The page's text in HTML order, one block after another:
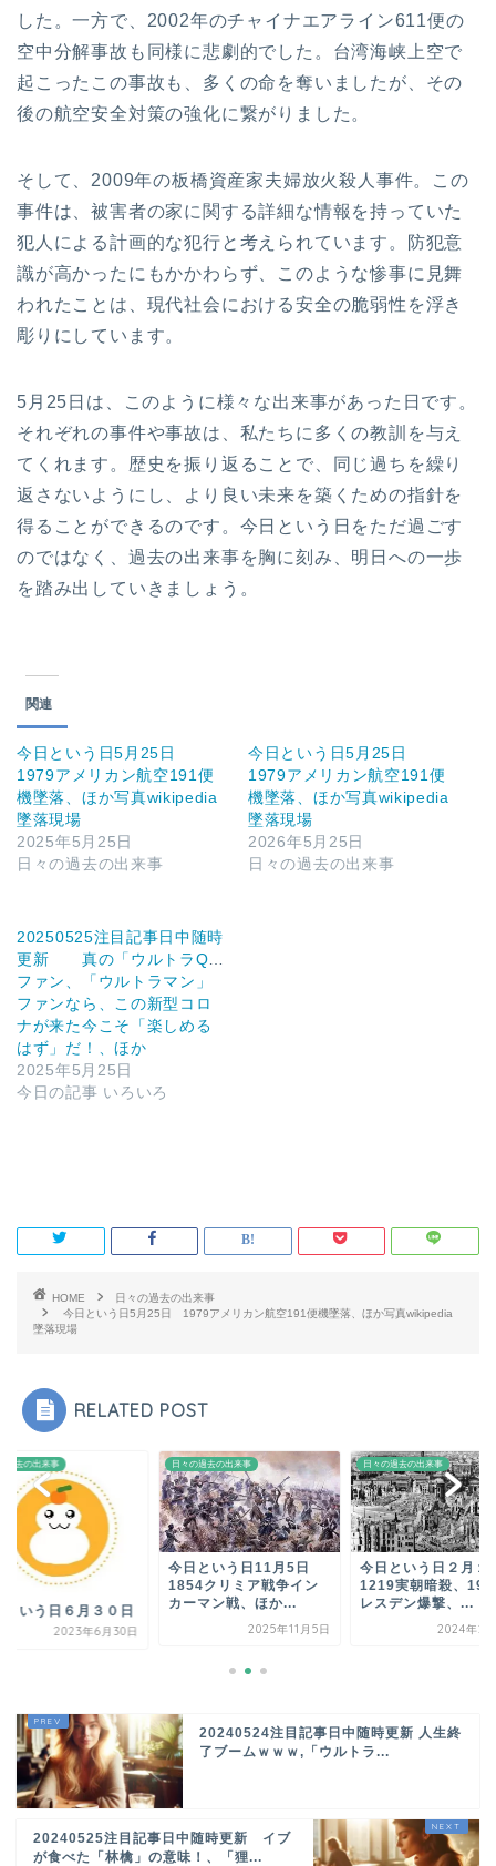
した。一方で、2002年のチャイナエアライン611便の
空中分解事故も同様に悲劇的でした。台湾海峡上空で
起こったこの事故も、多くの命を奪いましたが、その
後の航空安全対策の強化に繋がりました。
そして、2009年の板橋資産家夫婦放火殺人事件。この
事件は、被害者の家に関する詳細な情報を持っていた
犯人による計画的な犯行と考えられています。防犯意
識が高かったにもかかわらず、このような惨事に見舞
われたことは、現代社会における安全の脆弱性を浮き
彫りにしています。
5月25日は、このように様々な出来事があった日です。
それぞれの事件や事故は、私たちに多くの教訓を与え
てくれます。歴史を振り返ることで、同じ過ちを繰り
返さないようにし、より良い未来を築くための指針を
得ることができるのです。今日という日をただ過ごす
のではなく、過去の出来事を胸に刻み、明日への一歩
を踏み出していきましょう。
関連
今日という日5月25日
1979アメリカン航空191便
機墜落、ほか写真wikipedia
墜落現場
2025年5月25日
日々の過去の出来事
今日という日5月25日
1979アメリカン航空191便
機墜落、ほか写真wikipedia
墜落現場
2026年5月25日
日々の過去の出来事
20250525注目記事日中随時
更新 真の「ウルトラQ」
ファン、「ウルトラマン」
ファンなら、この新型コロ
ナが来た今こそ「楽しめる
はず」だ！、ほか
2025年5月25日
今日の記事 いろいろ
HOME
日々の過去の出来事
今日という日5月25日 1979アメリカン航空191便機墜落、ほか写真wikipedia
墜落現場
RELATED POST
過去の出来事
という日６月３０日
2023年6月30日
日々の過去の出来事
今日という日11月5日
1854クリミア戦争イン
カーマン戦、ほか...
2025年11月5日
日々の過去の出来事
今日という日２月１
1219実朝暗殺、
レスデン爆撃、...
2024年2
20240524注目記事日中随時更新 人生終
了ブームｗｗｗ,「ウルトラ...
20240525注目記事日中随時更新 イブ
が食べた「林檎」の意味！、「狸...